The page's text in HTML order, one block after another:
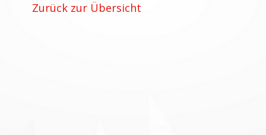
Zurück zur Übersicht